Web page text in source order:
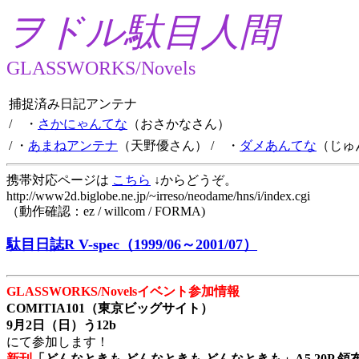
ヲドル駄目人間
GLASSWORKS/Novels
捕捉済み日記アンテナ
/ ・ さかにゃんてな （おさかなさん）
/ ・ あまねアンテナ （天野優さん） / ・ ダメあんてな （じ
携帯対応ページは こちら ↓からどうぞ。
http://www2d.biglobe.ne.jp/~irreso/neodame/hns/i/index.cgi
（動作確認：ez / willcom / FORMA)
駄目日誌R V-spec（1999/06～2001/07）
GLASSWORKS/Novelsイベント参加情報
COMITIA101（東京ビッグサイト）
9月2日（日）う12b
にて参加します！